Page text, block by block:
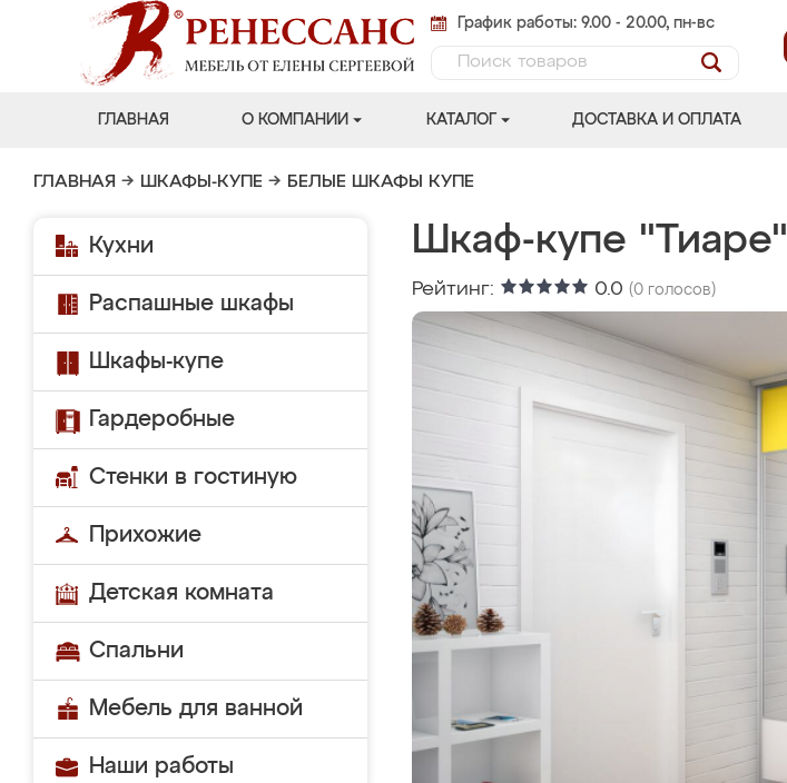
График работы: 9.00 - 20.00, пн-вс
ГЛАВНАЯ О КОМПАНИИ КАТАЛОГ ДОСТАВКА И ОПЛАТА
ГЛАВНАЯ → ШКАФЫ-КУПЕ → БЕЛЫЕ ШКАФЫ КУПЕ
Кухни
Распашные шкафы
Шкафы-купе
Гардеробные
Стенки в гостиную
Прихожие
Детская комната
Спальни
Мебель для ванной
Наши работы
Шкаф-купе "Тиаре"
Рейтинг: 0.0 (0 голосов)